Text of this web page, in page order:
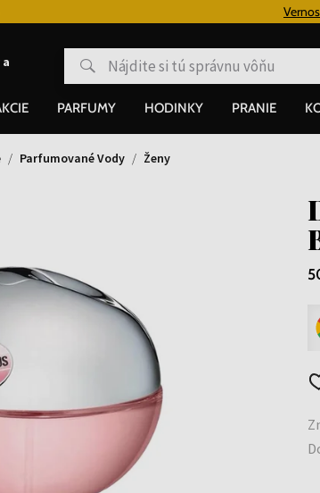
všetky hodinky od 80€
PARFUMY HODINKY PRANIE
Parfumované Vody Ženy